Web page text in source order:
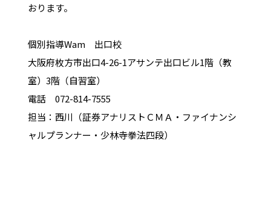
おります。
個別指導Wam 出口校
大阪府枚方市出口4-26-1アサンテ出口ビル1階（教
室）3階（自習室）
電話 072-814-7555
担当：西川（証券アナリストＣＭＡ・ファイナンシ
ャルプランナー・少林寺拳法四段）